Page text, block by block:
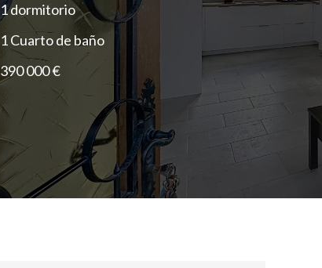
1 dormitorio
1 Cuarto de baño
390 000 €